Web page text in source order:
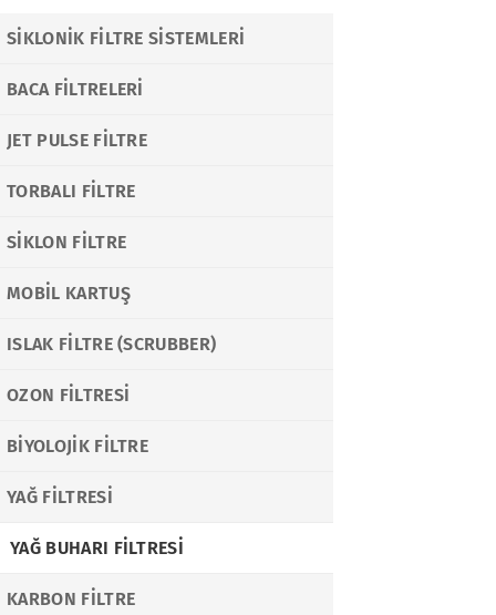
SIKLONIK FILTRE SISTEMLERI
BACA FILTRELERI
JET PULSE FILTRE
TORBALI FILTRE
SIKLON FILTRE
MOBIL KARTUŞ
ISLAK FILTRE (SCRUBBER)
OZON FILTRESI
BIYOLOJIK FILTRE
YAĞ FILTRESI
YAĞ BUHARI FILTRESI
KARBON FILTRE